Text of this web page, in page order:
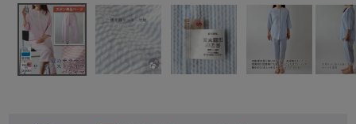
ガールズパジャマ
売れ筋ランキング
- Item Ranking -
新着商品
- New Arrival -
すべてのメン
ズ
パジャマ